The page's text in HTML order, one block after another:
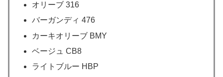
オリーブ 316
バーガンディ 476
カーキオリーブ BMY
ベージュ CB8
ライトブルー HBP